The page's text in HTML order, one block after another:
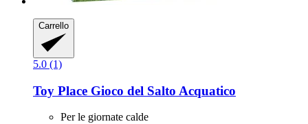
Carrello
5.0 (1)
Toy Place Gioco del Salto Acquatico
Per le giornate calde